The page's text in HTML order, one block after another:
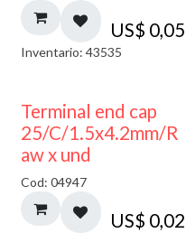
US$ 0,05
Inventario: 43535
Terminal end cap
25/C/1.5x4.2mm/R
aw x und
Cod: 04947
US$ 0,02